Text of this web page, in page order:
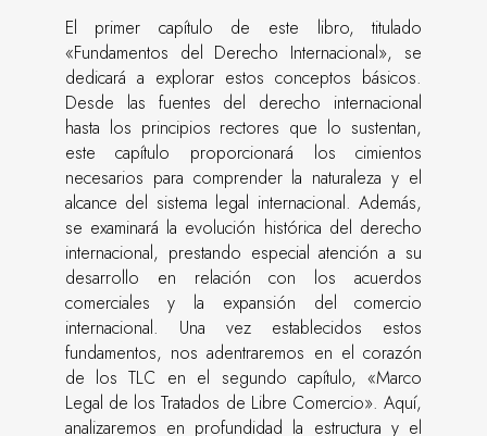
El primer capítulo de este libro, titulado
«Fundamentos del Derecho Internacional», se
dedicará a explorar estos conceptos básicos.
Desde las fuentes del derecho internacional
hasta los principios rectores que lo sustentan,
este capítulo proporcionará los cimientos
necesarios para comprender la naturaleza y el
alcance del sistema legal internacional. Además,
se examinará la evolución histórica del derecho
internacional, prestando especial atención a su
desarrollo en relación con los acuerdos
comerciales y la expansión del comercio
internacional. Una vez establecidos estos
fundamentos, nos adentraremos en el corazón
de los TLC en el segundo capítulo, «Marco
Legal de los Tratados de Libre Comercio». Aquí,
analizaremos en profundidad la estructura y el